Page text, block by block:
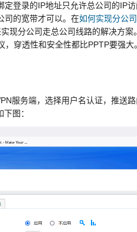
登录的IP地址只允许总公司的IP
司的宽带才可以。在如何实现分公
现分公司走总公司线路的解决方
穿透性和安全性都比PPTP要强大
服务端，选择用户名认证，推送
图：